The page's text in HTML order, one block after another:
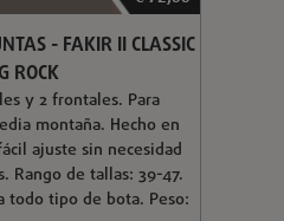
- FAKIR II CLASSIC
ROCK
y 2 frontales. Para
montaña. Hecho en
ajuste sin necesidad
Rango de tallas: 39-47.
todo tipo de bota. Peso: